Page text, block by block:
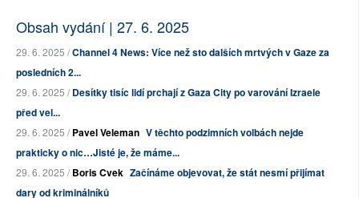
Obsah vydání | 27. 6. 2025
29. 6. 2025 /Channel 4 News: Více než sto dalších mrtvých v Gaze za
posledních 2...
29. 6. 2025 /Desítky tisíc lidí prchají z Gaza City po varování Izraele
před vel...
29. 6. 2025 /Pavel Veleman V těchto podzimních volbách nejde
prakticky o nic…Jisté je, že máme...
29. 6. 2025 /Boris Cvek Začínáme objevovat, že stát nesmí přijímat
dary od kriminálníků